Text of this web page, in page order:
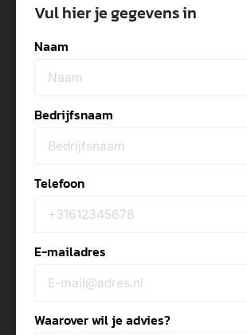
Vul hier je gegevens in
Naam
Bedrijfsnaam
Telefoon
E-mailadres
Waarover wil je advies?